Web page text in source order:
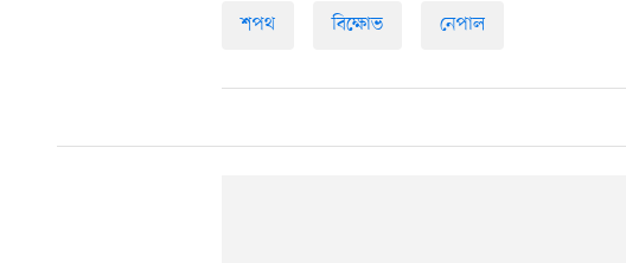
শপথ বিক্ষোভ নেপাল